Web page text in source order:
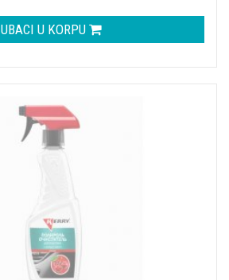
UBACI U KORPU